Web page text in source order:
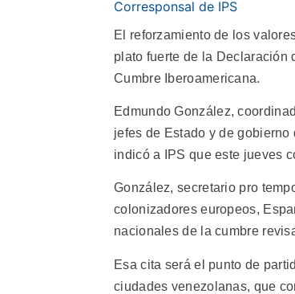
Corresponsal de IPS
El reforzamiento de los
plato fuerte de la Declaración
Cumbre Iberoamericana.
Edmundo González,
jefes de Estado y de
indicó a IPS que este jueves
González, secretario pro
colonizadores europeos,
nacionales de la cumbre
Esa cita será el punto de
ciudades venezolanas, que